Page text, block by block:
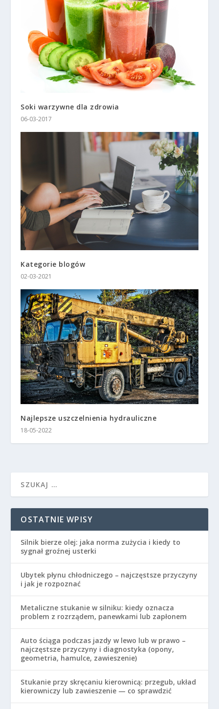
Soki warzywne dla zdrowia
06-03-2017
Kategorie blogów
02-03-2021
Najlepsze uszczelnienia hydrauliczne
18-05-2022
OSTATNIE WPISY
Silnik bierze olej: jaka norma zużycia i kiedy to
sygnał groźnej usterki
Ubytek płynu chłodniczego – najczęstsze przyczyny
i jak je rozpoznać
Metaliczne stukanie w silniku: kiedy oznacza
problem z rozrządem, panewkami lub zapłonem
Auto ściąga podczas jazdy w lewo lub w prawo –
najczęstsze przyczyny i diagnostyka (opony,
geometria, hamulce, zawieszenie)
Stukanie przy skręcaniu kierownicą: przegub, układ
kierowniczy lub zawieszenie — co sprawdzić